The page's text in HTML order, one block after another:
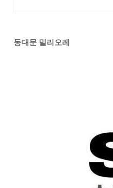
동대문 밀리오레